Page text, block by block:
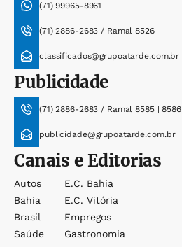
(71) 99965-8961
(71) 2886-2683 / Ramal 8526
classificados@grupoatarde.com.br
Publicidade
(71) 2886-2683 / Ramal 8585 | 8586
publicidade@grupoatarde.com.br
Canais e Editorias
Autos
Bahia
Brasil
Saúde
E.c. Bahia
E.c. Vitória
Empregos
Gastronomia